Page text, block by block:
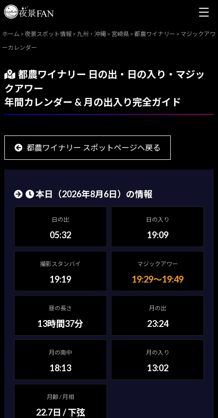
ホーム > 夜景スポット情報 > 九州・沖縄 > 宮崎県 > 都農ワイナリー > マジックアワ
ーカレンダー
都農ワイナリー 日の出・日の入り・マジッ
クアワー
年間カレンダー & 月の出入り完全ガイド
都農ワイナリー スポットページへ戻る
本日（2026年8月6日）の情報
日の出
05:32
日の入り
19:09
撮影スタンバイ
19:19
マジックアワー
19:29〜19:49
昼の長さ
13時間37分
月の出
23:24
月の南中
18:13
月の入り
13:02
月齢 / 月相
22.7日 / 下弦